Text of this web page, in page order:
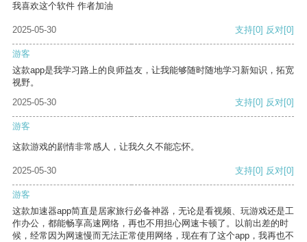
我喜欢这个软件 作者加油
2025-05-30 支持[0] 反对[0]
游客
这款app是我学习路上的良师益友，让我能够随时随地学习新知识，拓宽
视野。
2025-05-30
支持[0] 反对[0]
游客
这款游戏的剧情非常感人，让我久久不能忘怀。
2025-05-30 支持[0] 反对[0]
游客
这款加速器app简直是居家旅行必备神器，无论是看视频、玩游戏还是工
作办公，都能畅享高速网络，再也不用担心网速卡顿了。以前出差的时
候，经常因为网速慢而无法正常使用网络，现在有了这个app，我再也不